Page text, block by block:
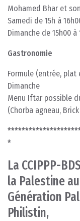
Mohamed Bhar et
Samedi de 15h à
Dimanche de 15h00 à
Gastronomie
Formule (entrée,
Dimanche
Menu Iftar possible
(Chorba agneau,
*
La CCIPPP-
la Palestine au
Génération
Philistin,